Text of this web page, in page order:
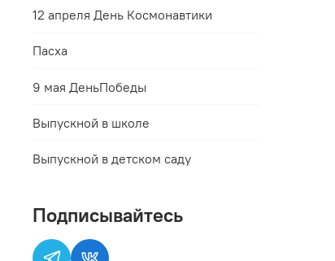
12 апреля День Космонавтики
Пасха
9 мая ДеньПобеды
Выпускной в школе
Выпускной в детском саду
Подписывайтесь